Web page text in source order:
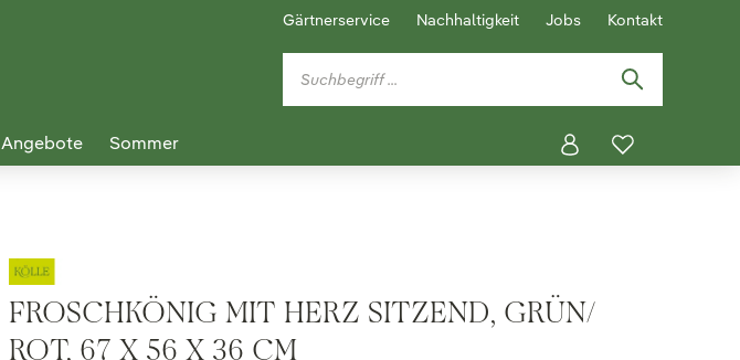
Gärtnerservice Nachhaltigkeit Jobs Kontakt
Angebote Sommer
FROSCHKÖNIG MIT HERZ SITZEND, GRÜN/
ROT, 67 X 56 X 36 CM